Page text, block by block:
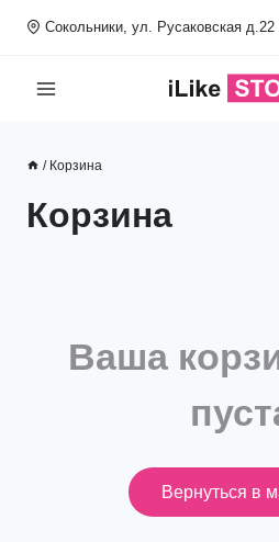
Сокольники, ул. Русаковская д.22
/ Корзина
Корзина
Ваша
Вернуться в